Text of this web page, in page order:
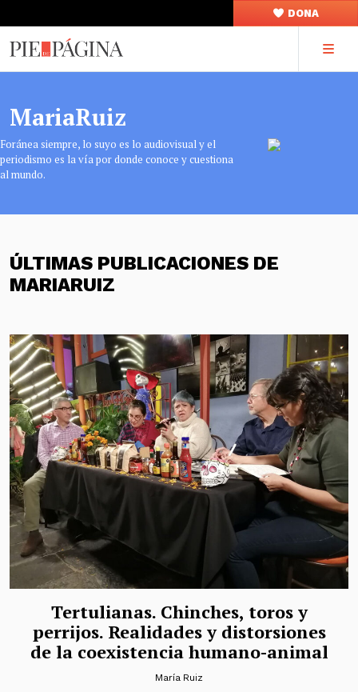
DONA
MariaRuiz
Foránea siempre, lo suyo es lo audiovisual y el
periodismo es la vía por donde conoce y cuestiona
al mundo.
ÚLTIMAS PUBLICACIONES DE
MARIARUIZ
Tertulianas. Chinches, toros y
perrijos. Realidades y distorsiones
de la coexistencia humano-animal
María Ruiz